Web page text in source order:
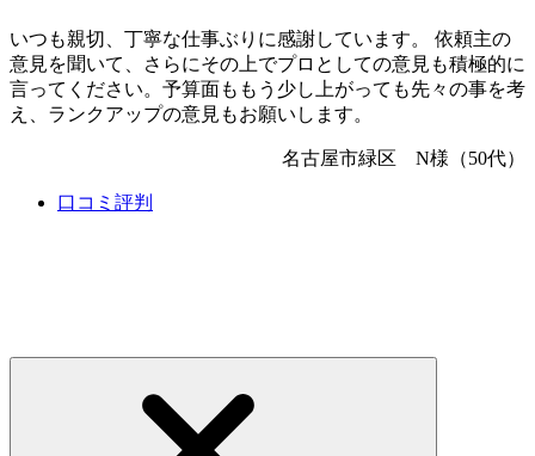
いつも親切、丁寧な仕事ぶりに感謝しています。 依頼主の
意見を聞いて、さらにその上でプロとしての意見も積極的に
言ってください。予算面ももう少し上がっても先々の事を考
え、ランクアップの意見もお願いします。
名古屋市緑区 N様（50代）
口コミ評判